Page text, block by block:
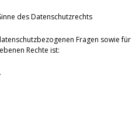
des Datenschutzrechts
Fragen sowie für
Rechte ist: